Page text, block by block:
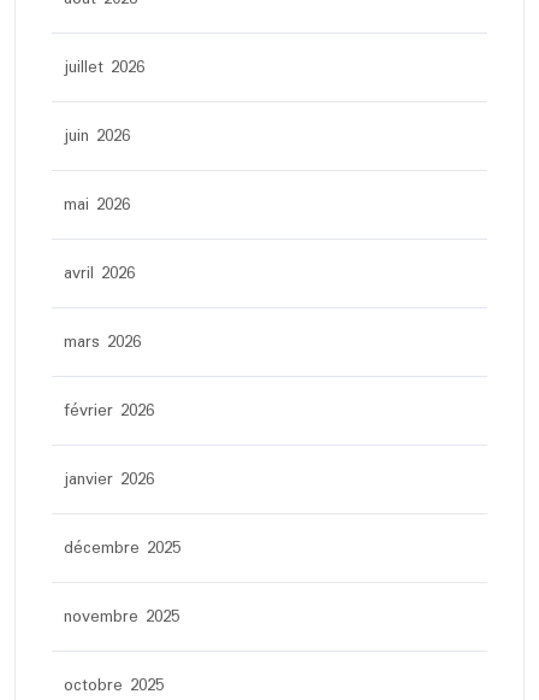
juillet 2026
juin 2026
mai 2026
avril 2026
mars 2026
février 2026
janvier 2026
décembre 2025
novembre 2025
octobre 2025